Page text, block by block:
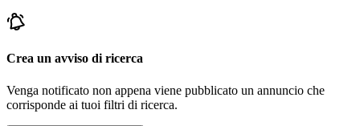
Crea un avviso di ricerca
Venga notificato non appena viene pubblicato un annuncio che
corrisponde ai tuoi filtri di ricerca.